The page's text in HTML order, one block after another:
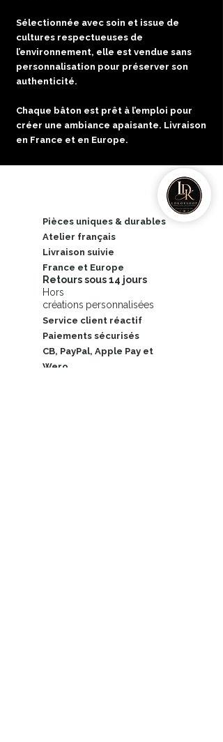
Sélectionnée avec soin et issue de
cultures respectueuses de
l’environnement, elle est vendue sans
personnalisation pour préserver son
authenticité.
Chaque bâton est prêt à l’emploi pour
créer une ambiance apaisante. Livraison
en France et en Europe.
Pièces uniques & durables
​Atelier français
Livraison suivie
France et Europe
Retours sous 14 jours
Hors
créations personnalisées
Service client réactif
Paiements sécurisés
CB, PayPal, Apple Pay et
Wero